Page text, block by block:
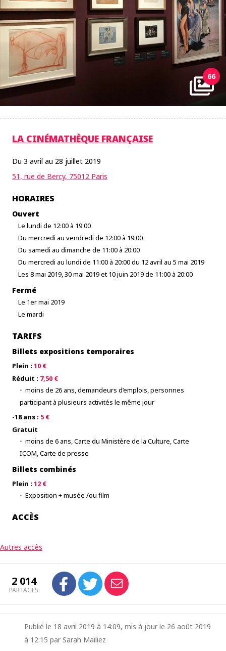
66
LA CINÉMATHÈQUE FRANÇAISE
Du 3 avril au 28 juillet 2019
51, rue de Bercy, 75012 Paris
HORAIRES
Ouvert
Le lundi de 12:00 à 19:00
Du mercredi au vendredi de 12:00 à 19:00
Du samedi au dimanche de 11:00 à 20:00
Du mercredi au lundi de 11:00 à 20:00 du 12 avril au 5 mai 2019
Les 8 mai 2019, 30 mai 2019 et 10 juin 2019 de 11:00 à 20:00
Fermé
Le 1er mai 2019
Le mardi
TARIFS
Billets expositions temporaires
Plein : 10 €
Réduit : 7,50 €
moins de 26 ans, demandeurs d’emplois, personnes
participant à plusieurs activités le même jour
-18 ans : 5 €
Gratuit
moins de 6 ans, Carte du Ministère de la Culture, Carte
ICOM, Carte de presse
Billets combinés
Plein : 12 €
Exposition + musée /ou film
ACCÈS
Autres accès
2 014
PARTAGES
Publié le 18 avril 2019 à 14:09, mis à jour le 26 août 2019
à 12:15 par Sarah Mailiez